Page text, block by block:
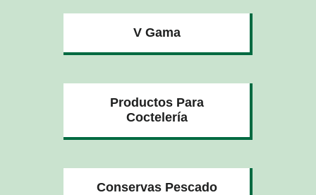
V Gama
Productos Para
Coctelería
Conservas Pescado